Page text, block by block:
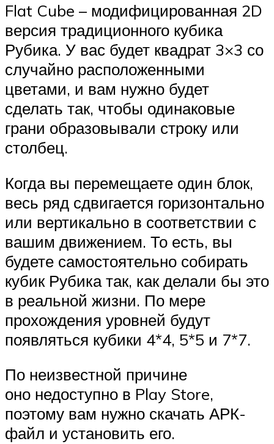
Flat Cube – модифицированная 2D
версия традиционного кубика
Рубика. У вас будет квадрат 3×3 со
случайно расположенными
цветами, и вам нужно будет
сделать так, чтобы одинаковые
грани образовывали строку или
столбец.
Когда вы перемещаете один блок,
весь ряд сдвигается горизонтально
или вертикально в соответствии с
вашим движением. То есть, вы
будете самостоятельно собирать
кубик Рубика так, как делали бы это
в реальной жизни. По мере
прохождения уровней будут
появляться кубики 4*4, 5*5 и 7*7.
По неизвестной причине
оно недоступно в Play Store,
поэтому вам нужно скачать АРК-
файл и установить его.